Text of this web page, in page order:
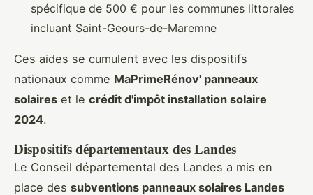
spécifique de 500 € pour les communes littorales
incluant Saint-Geours-de-Maremne
Ces aides se cumulent avec les dispositifs
nationaux comme MaPrimeRénov' panneaux
solaires et le crédit d'impôt installation solaire
2024.
Dispositifs départementaux des Landes
Le Conseil départemental des Landes a mis en
place des subventions panneaux solaires Landes